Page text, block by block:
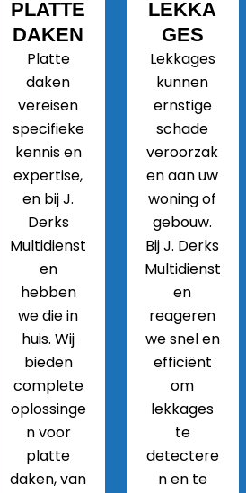
PLATTE
DAKEN
Platte
daken
vereisen
specifieke
kennis en
expertise,
en bij J.
Derks
Multidienst
en
hebben
we die in
huis. Wij
bieden
complete
oplossinge
n voor
platte
daken, van
LEKKA
GES
Lekkages
kunnen
ernstige
schade
veroorzak
en aan uw
woning of
gebouw.
Bij J. Derks
Multidienst
en
reageren
we snel en
efficiënt
om
lekkages
te
detectere
n en te